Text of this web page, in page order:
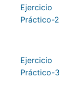
Ejercicio
Práctico-2
Ejercicio
Práctico-3